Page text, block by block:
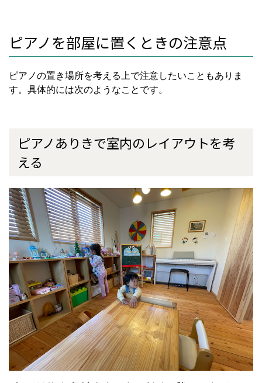
ピアノを部屋に置くときの注意点
ピアノの置き場所を考える上で注意したいこともありま
す。具体的には次のようなことです。
ピアノありきで室内のレイアウトを考
える